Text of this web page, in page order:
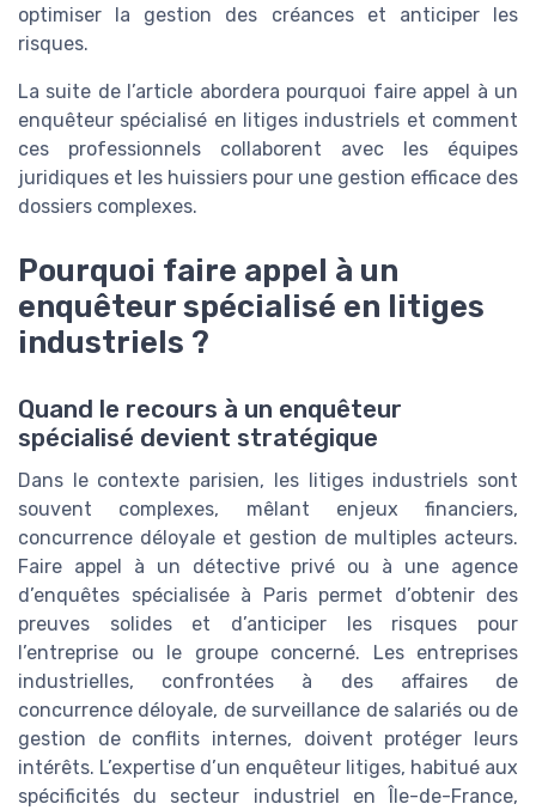
optimiser la gestion des créances et anticiper les
risques.
La suite de l’article abordera pourquoi faire appel à un
enquêteur spécialisé en litiges industriels et comment
ces professionnels collaborent avec les équipes
juridiques et les huissiers pour une gestion efficace des
dossiers complexes.
Pourquoi faire appel à un
enquêteur spécialisé en litiges
industriels ?
Quand le recours à un enquêteur
spécialisé devient stratégique
Dans le contexte parisien, les litiges industriels sont
souvent complexes, mêlant enjeux financiers,
concurrence déloyale et gestion de multiples acteurs.
Faire appel à un détective privé ou à une agence
d’enquêtes spécialisée à Paris permet d’obtenir des
preuves solides et d’anticiper les risques pour
l’entreprise ou le groupe concerné. Les entreprises
industrielles, confrontées à des affaires de
concurrence déloyale, de surveillance de salariés ou de
gestion de conflits internes, doivent protéger leurs
intérêts. L’expertise d’un enquêteur litiges, habitué aux
spécificités du secteur industriel en Île-de-France,